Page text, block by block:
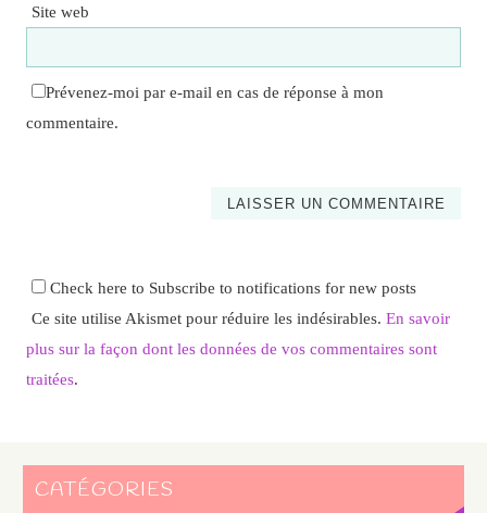
Site web
Prévenez-moi par e-mail en cas de réponse à mon
commentaire.
Check here to Subscribe to notifications for new posts
Ce site utilise Akismet pour réduire les indésirables. En savoir
plus sur la façon dont les données de vos commentaires sont
traitées.
CATÉGORIES